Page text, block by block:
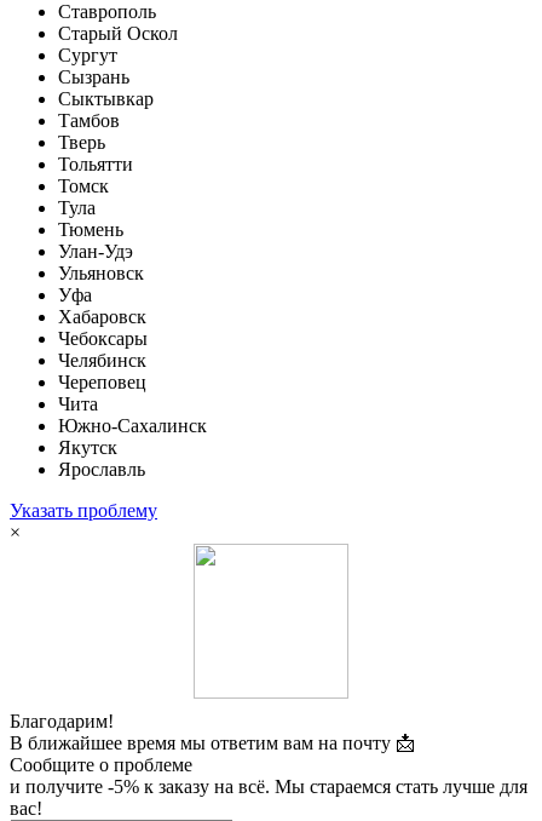
Ставрополь
Старый Оскол
Сургут
Сызрань
Сыктывкар
Тамбов
Тверь
Тольятти
Томск
Тула
Тюмень
Улан-Удэ
Ульяновск
Уфа
Хабаровск
Чебоксары
Челябинск
Череповец
Чита
Южно-Сахалинск
Якутск
Ярославль
Указать проблему
×
Благодарим!
В ближайшее время мы ответим вам на почту 📩
Сообщите о проблеме
и получите -5% к заказу на всё. Мы стараемся стать лучше для
вас!